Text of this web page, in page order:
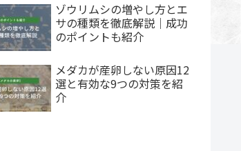
ゾウリムシの増やし方とエ
サの種類を徹底解説｜成功
のポイントも紹介
メダカが産卵しない原因12
選と有効な9つの対策を紹
介